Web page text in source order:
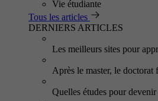
Vie étudiante
Tous les articles
DERNIERS ARTICLES
Les meilleurs sites pour
Après le master, le
Quelles études pour